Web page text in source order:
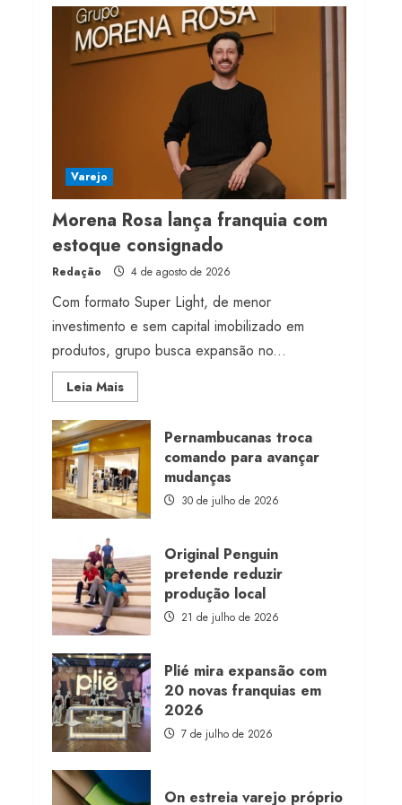
milhões de receita em
2026
4 de agosto de 2026
Projeto testa passaporte
digital na moda nacional
4 de agosto de 2026
Varejo
Morena Rosa lança franquia com
estoque consignado
Redação 4 de agosto de 2026
Com formato Super Light, de menor
investimento e sem capital imobilizado em
produtos, grupo busca expansão no...
Leia MaisRead
more
Morena
Rosa
lança
franquia
com
estoque
consignado
Pernambucanas troca
comando para avançar
mudanças
30 de julho de 2026
Original Penguin
pretende reduzir
produção local
21 de julho de 2026
Plié mira expansão com
20 novas franquias em
2026
7 de julho de 2026
On estreia varejo próprio